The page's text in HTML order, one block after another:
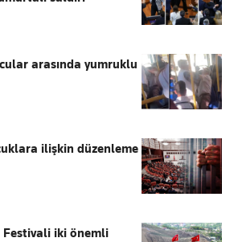
arasında yumruklu
ilişkin düzenleme
iki önemli